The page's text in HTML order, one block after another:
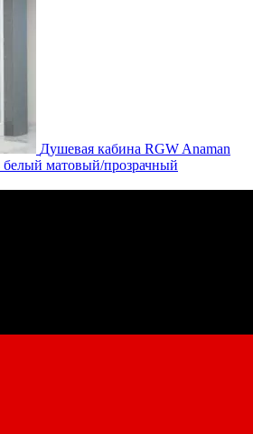
Душевая кабина RGW Anaman
матовый/прозрачный